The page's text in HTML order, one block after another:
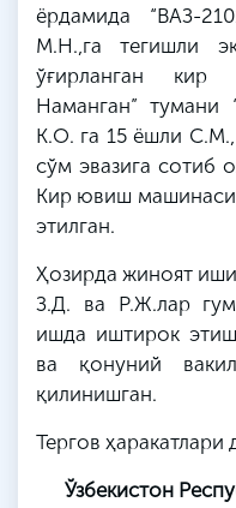
ёрдамида “ВАЗ-
М.Н.,га тегишли
ўғирланган
Наманган” тумани
К.О. га 15 ёшли С.М
сўм эвазига сотиб
Кир ювиш машинаси
этилган.
Ҳозирда жиноят
З.Д. ва Р.Ж.лар
ишда иштирок
ва қонуний
қилинишган.
Тергов
Ўзбекистон